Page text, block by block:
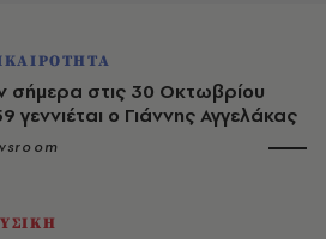
σήμερα στις 30 Οκτωβρίου
γεννιέται ο Γιάννης Αγγελάκας